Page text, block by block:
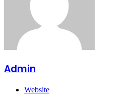
Admin
Website